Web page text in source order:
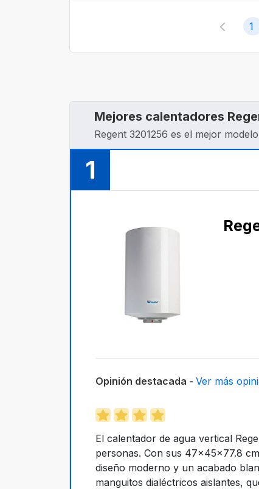
1
Mejores calentadores
Regent 3201256 es el mejor
1
Opinión destacada - Ver más
El calentador de agua vertical
personas. Con sus 47x45x77.8
diseño moderno y un acabado
manguitos dialéctricos aislantes,